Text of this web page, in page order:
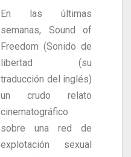
En las últimas
semanas, Sound of
Freedom (Sonido de
libertad (su
traducción del inglés)
un crudo relato
cinematográfico
sobre una red de
explotación sexual